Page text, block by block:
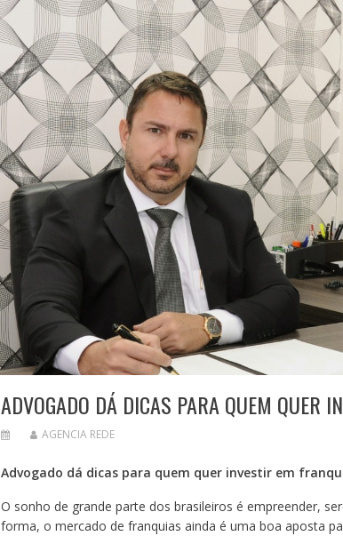
ADVOGADO DÁ DICAS PARA QUEM QUER
AGENCIA REDE
Advogado dá dicas para quem quer investir em
O sonho de grande parte dos brasileiros é empreender,
forma, o mercado de franquias ainda é uma boa aposta